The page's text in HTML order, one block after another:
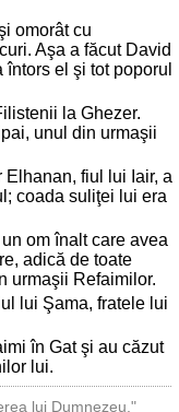
omorât cu
Aşa a făcut David
el şi tot poporul
la Ghezer.
unul din urmaşii
fiul lui Iair, a
coada suliţei lui era
om înalt care avea
adică de toate
urmaşii Refaimilor.
lui Şama, fratele lui
în Gat şi au căzut
lui.
lui Dumnezeu."